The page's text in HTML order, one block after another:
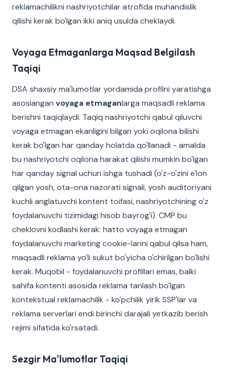
reklamachilikni nashriyotchilar atrofida muhandislik
qilishi kerak bo'lgan ikki aniq usulda cheklaydi.
Voyaga Etmaganlarga Maqsad Belgilash
Taqiqi
DSA shaxsiy ma'lumotlar yordamida profilni yaratishga
asoslangan voyaga etmaganlarga maqsadli reklama
berishni taqiqlaydi. Taqiq nashriyotchi qabul qiluvchi
voyaga etmagan ekanligini bilgan yoki oqilona bilishi
kerak bo'lgan har qanday holatda qo'llanadi - amalda
bu nashriyotchi oqilona harakat qilishi mumkin bo'lgan
har qanday signal uchun ishga tushadi (o'z-o'zini e'lon
qilgan yosh, ota-ona nazorati signali, yosh auditoriyani
kuchli anglatuvchi kontent toifasi, nashriyotchining o'z
foydalanuvchi tizimidagi hisob bayrog'i). CMP bu
cheklovni kodlashi kerak: hatto voyaga etmagan
foydalanuvchi marketing cookie-larini qabul qilsa ham,
maqsadli reklama yo'li sukut bo'yicha o'chirilgan bo'lishi
kerak. Muqobil - foydalanuvchi profillari emas, balki
sahifa kontenti asosida reklama tanlash bo'lgan
kontekstual reklamachilik - ko'pchilik yirik SSP'lar va
reklama serverlari endi birinchi darajali yetkazib berish
rejimi sifatida ko'rsatadi.
Sezgir Ma'lumotlar Taqiqi